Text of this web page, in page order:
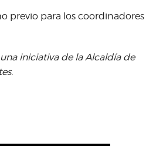
previo para los coordinadores
iniciativa de la Alcaldía de